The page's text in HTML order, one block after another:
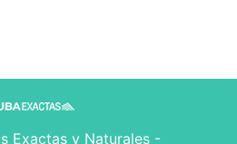
Exactas y Naturales -